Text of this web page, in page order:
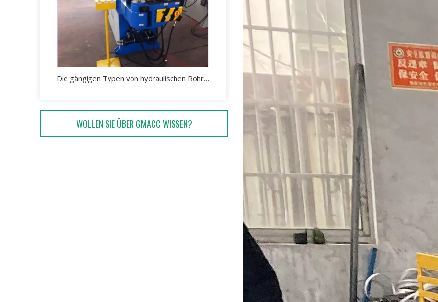
Die gängigen Typen von hydraulischen Rohrbiegemaschinen auf dem Markt
WOLLEN SIE ÜBER GMACC WISSEN?